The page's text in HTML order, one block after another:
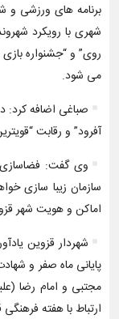
برنامه های ورزشی و
شهری با رویکرد
روی” و “جشنواره
می شود.
صباغی اضافه کرد:
آفرود” و رقابت
وی‌ گفت: فضاسازی
سازمان زیبا سازی
اماکن و هویت شهر
شهردار قزوین
پایانی ماه صفر و
مجتبی و امام رضا
ارتباط با هفته